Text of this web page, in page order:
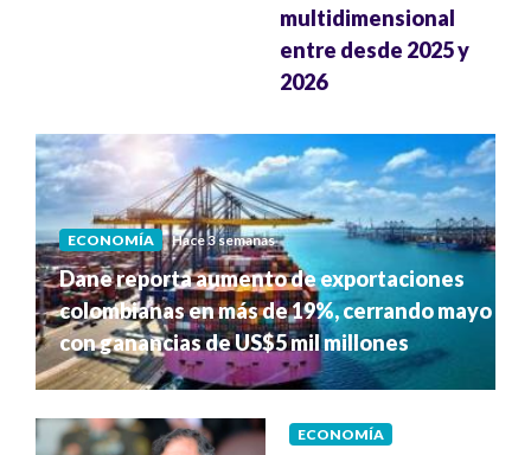
multidimensional
entre desde 2025 y
2026
ECONOMÍA Hace 3 semanas
Dane reporta aumento de exportaciones
colombianas en más de 19%, cerrando mayo
con ganancias de US$5 mil millones
ECONOMÍA